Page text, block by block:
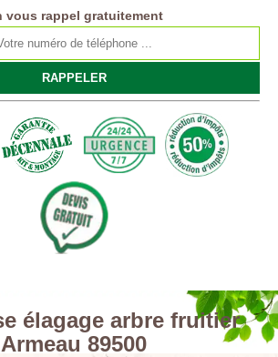
vous rappel gratuitement
élagage arbre fruitier
Armeau 89500